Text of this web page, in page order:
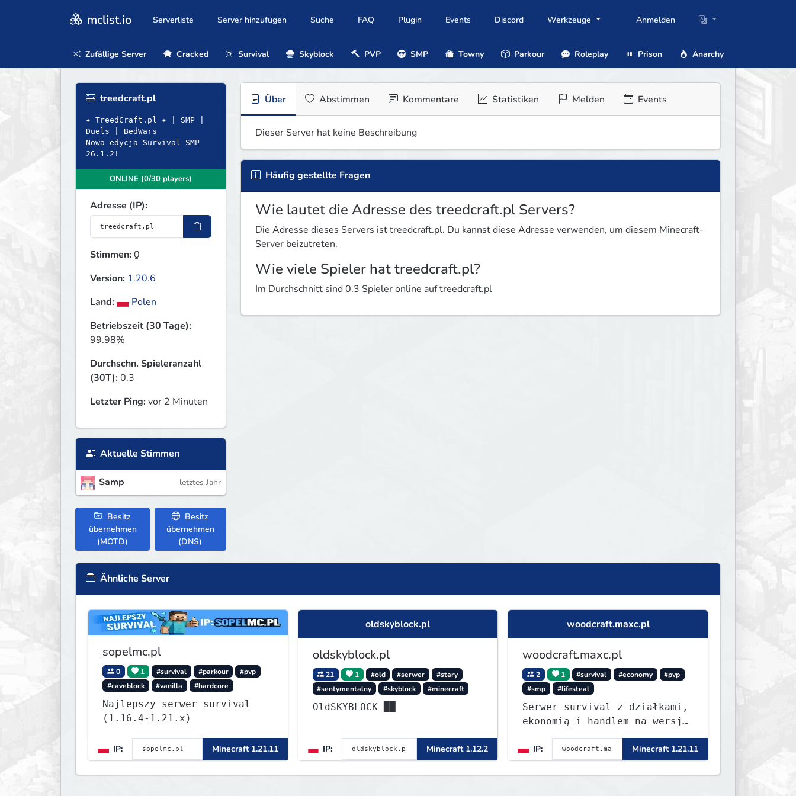
mclist.io Serverliste Server hinzufügen Suche FAQ Plugin Events Discord Werkzeuge Anmelden
Zufällige Server Cracked Survival Skyblock PVP SMP Towny Parkour Roleplay Prison Anarchy
treedcraft.pl
✦ TreedCraft.pl ✦ | SMP |
Duels | BedWars
Nowa edycja Survival SMP
26.1.2!
ONLINE (0/30 players)
Adresse (IP):
Stimmen:0
Version: 1.20.6
Land:
Polen
Betriebszeit (30 Tage):
99.98%
Durchschn. Spieleranzahl
(30T):0.3
Letzter Ping:vor 2 Minuten
Aktuelle Stimmen
Samp letztes Jahr
Besitz
übernehmen
(MOTD)
Besitz
übernehmen
(DNS)
Über Abstimmen Kommentare Statistiken Melden Events
Dieser Server hat keine Beschreibung
Häufig gestellte Fragen
Wie lautet die Adresse des treedcraft.pl Servers?
Die Adresse dieses Servers ist treedcraft.pl. Du kannst diese Adresse verwenden, um diesem Minecraft-
Server beizutreten.
Wie viele Spieler hat treedcraft.pl?
Im Durchschnitt sind 0.3 Spieler online auf treedcraft.pl
Ähnliche Server
sopelmc.pl
0 1 #survival #parkour
#pvp
#caveblock
#vanilla #hardcore
Najlepszy serwer survival
(1.16.4-1.21.x)
IP: Minecraft 1.21.11
oldskyblock.pl
oldskyblock.pl
21 1 #old #serwer
#stary
#sentymentalny
#skyblock #minecraft
OldSKYBLOCK ██
IP: Minecraft 1.12.2
woodcraft.maxc.pl
woodcraft.maxc.pl
2 1 #survival #economy
#pvp
#smp
#lifesteal
Serwer survival z działkami,
ekonomią i handlem na wersję
IP:
Minecraft 1.21.11